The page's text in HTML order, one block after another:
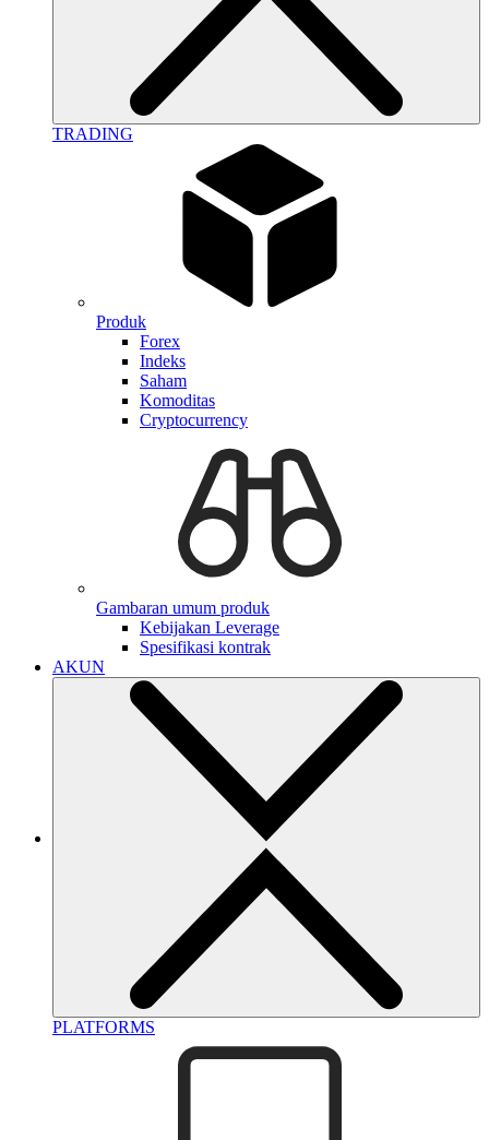
TRADING
Produk
Forex
Indeks
Saham
Komoditas
Cryptocurrency
Gambaran umum produk
Kebijakan Leverage
Spesifikasi kontrak
AKUN
PLATFORMS